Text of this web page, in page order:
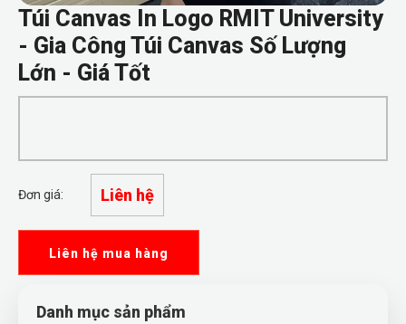
Túi Canvas In Logo RMIT University
- Gia Công Túi Canvas Số Lượng
Lớn - Giá Tốt
Đơn giá: Liên hệ
Liên hệ mua hàng
Danh mục sản phẩm